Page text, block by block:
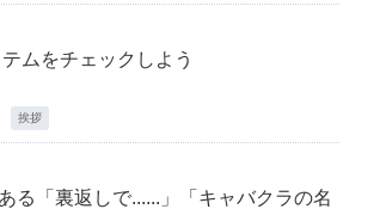
ムをチェックしよう
挨拶
る「裏返しで......」「キャバクラの名